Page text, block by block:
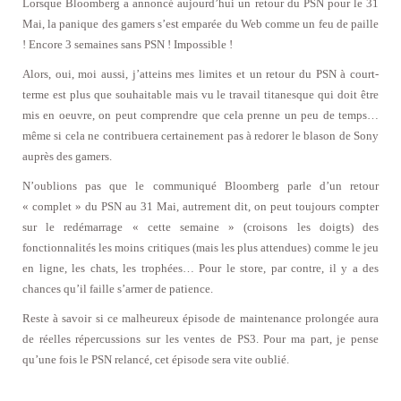
Lorsque Bloomberg a annoncé aujourd’hui un retour du PSN pour le 31
Mai, la panique des gamers s’est emparée du Web comme un feu de paille
! Encore 3 semaines sans PSN ! Impossible !
Alors, oui, moi aussi, j’atteins mes limites et un retour du PSN à court-
terme est plus que souhaitable mais vu le travail titanesque qui doit être
mis en oeuvre, on peut comprendre que cela prenne un peu de temps…
même si cela ne contribuera certainement pas à redorer le blason de Sony
auprès des gamers.
N’oublions pas que le communiqué Bloomberg parle d’un retour
« complet » du PSN au 31 Mai, autrement dit, on peut toujours compter
sur le redémarrage « cette semaine » (croisons les doigts) des
fonctionnalités les moins critiques (mais les plus attendues) comme le jeu
en ligne, les chats, les trophées… Pour le store, par contre, il y a des
chances qu’il faille s’armer de patience.
Reste à savoir si ce malheureux épisode de maintenance prolongée aura
de réelles répercussions sur les ventes de PS3. Pour ma part, je pense
qu’une fois le PSN relancé, cet épisode sera vite oublié.